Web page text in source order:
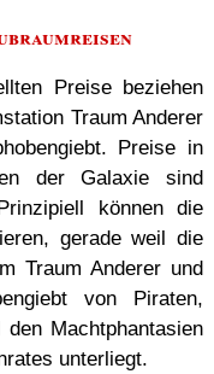
Preise beziehen
Traum Anderer
Preise in
der Galaxie sind
können die
gerade weil die
Traum Anderer und
von Piraten,
Machtphantasien
unterliegt.